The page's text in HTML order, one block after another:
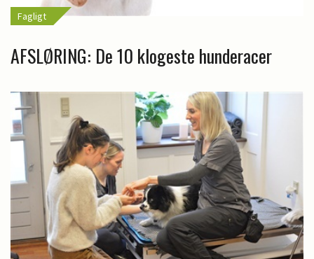
Fagligt
AFSLØRING: De 10 klogeste hunderacer